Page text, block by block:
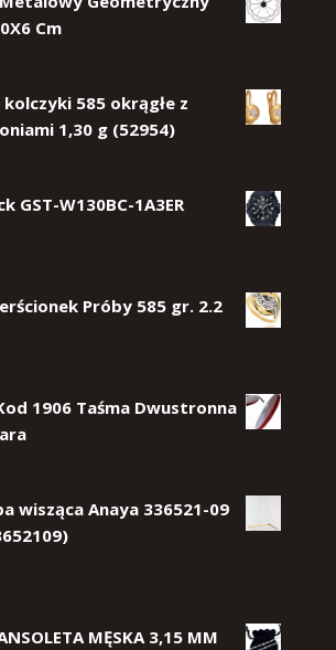
Cm
585 okrągłe z
1,30 g (52954)
GST-W130BC-1A3ER
Próby 585 gr. 2.2
1906 Taśma Dwustronna
wisząca Anaya 336521-09
MĘSKA 3,15 MM